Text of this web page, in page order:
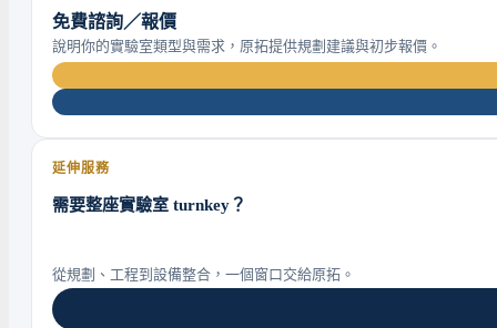
免費諮詢／報價
說明你的實驗室類型與需求，原拓提供規劃建議與初步報價。
延伸服務
需要整座實驗室 turnkey？
從規劃、工程到設備整合，一個窗口交給原拓。